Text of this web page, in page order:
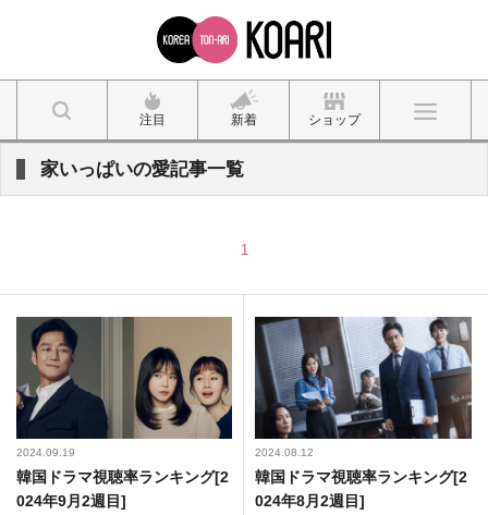
注目 新着 ショップ
家いっぱいの愛記事一覧
1
2024.09.19
韓国ドラマ視聴率ランキング[2
024年9月2週目]
2024.08.12
韓国ドラマ視聴率ランキング[2
024年8月2週目]